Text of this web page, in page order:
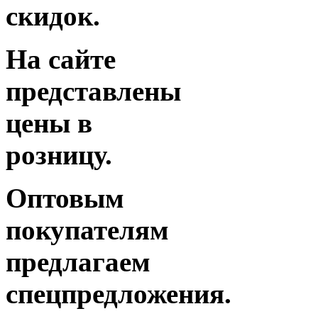
скидок.
На сайте
представлены
цены в
розницу.
Оптовым
покупателям
предлагаем
спецпредложения.